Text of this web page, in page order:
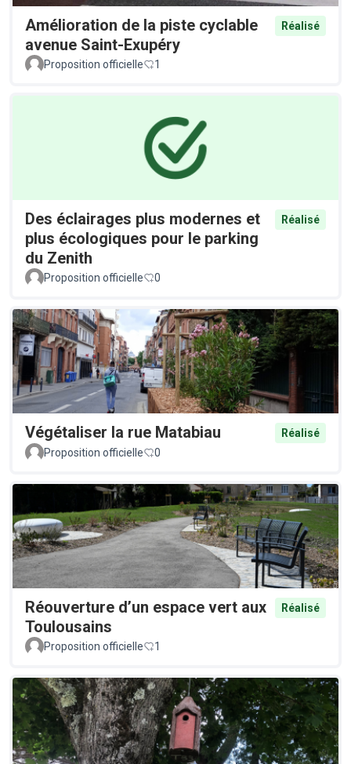
Amélioration de la piste cyclable
avenue Saint-Exupéry
Réalisé
Proposition officielle 1
Des éclairages plus modernes et
plus écologiques pour le parking
du Zenith
Réalisé
Proposition officielle 0
Végétaliser la rue Matabiau
Réalisé
Proposition officielle
0
Réouverture d’un espace vert aux
Toulousains
Réalisé
Proposition officielle 1